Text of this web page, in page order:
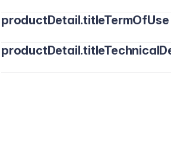
productDetail.titleTermOfUse
Postavite blazinicu ispod oka tako da